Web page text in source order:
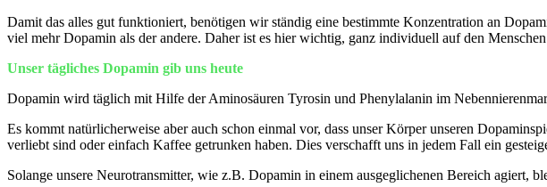
Damit das alles gut funktioniert, benötigen wir ständig eine bestimmte Konzentration an
viel mehr Dopamin als der andere. Daher ist es hier wichtig, ganz individuell auf den
Unser tägliches Dopamin gib uns heute
Dopamin wird täglich mit Hilfe der Aminosäuren Tyrosin und Phenylalanin im
Es kommt natürlicherweise aber auch schon einmal vor, dass unser Körper unseren
verliebt sind oder einfach Kaffee getrunken haben. Dies verschafft uns in jedem Fall ein
Solange unsere Neurotransmitter, wie z.B. Dopamin in einem ausgeglichenen Bereich agiert,